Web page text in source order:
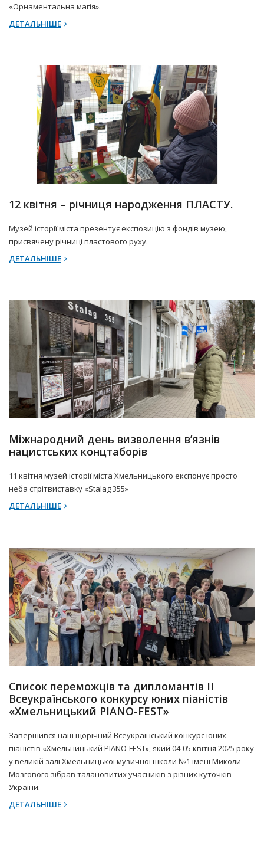
«Орнаментальна магія».
ДЕТАЛЬНІШЕ
12 Квітня 2025 р. Прес-центр
12 квітня – річниця народження ПЛАСТУ.
Музей історії міста презентує експозицію з фондів музею,
присвячену річниці пластового руху.
ДЕТАЛЬНІШЕ
11 Квітня 2025 р. Прес-центр
Міжнародний день визволення в’язнів
нацистських концтаборів
11 квітня музей історії міста Хмельницького експонує просто
неба стрітвиставку «Stalag 355»
ДЕТАЛЬНІШЕ
10 Квітня 2025 р. Прес-центр
Список переможців та дипломантів ІІ
Всеукраїнського конкурсу юних піаністів
«Хмельницький PIANO-FEST»
Завершився наш щорічний Всеукраїнський конкурс юних
піаністів «Хмельницький PIANO-FEST», який 04-05 квітня 2025 року
у великій залі Хмельницької музичної школи №1 імені Миколи
Мозгового зібрав талановитих учасників з різних куточків
України.
ДЕТАЛЬНІШЕ